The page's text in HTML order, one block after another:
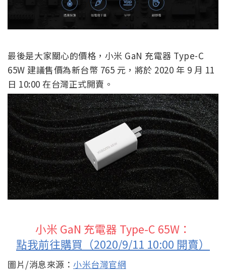
最後是大家關心的價格，小米 GaN 充電器 Type-C
65W 建議售價為新台幣 765 元，將於 2020 年 9 月 11
日 10:00 在台灣正式開賣。
小米 GaN 充電器 Type-C 65W：
點我前往購買（2020/9/11 10:00 開賣）
圖片/消息來源： 小米台灣官網